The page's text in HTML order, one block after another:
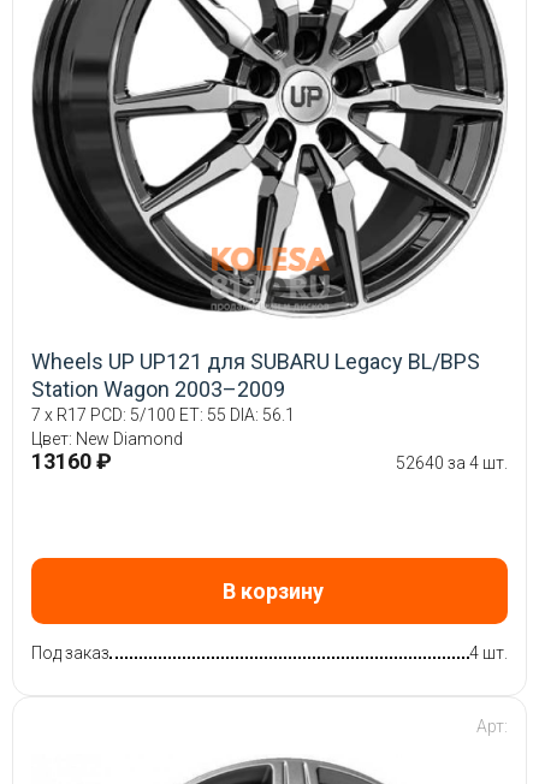
Wheels UP UP121 для SUBARU Legacy BL/BPS
Station Wagon 2003–2009
7 x R17 PCD: 5/100 ET: 55 DIA: 56.1
Цвет: New Diamond
13160 ₽ 52640 за 4 шт.
В корзину
Под заказ 4 шт.
Арт: